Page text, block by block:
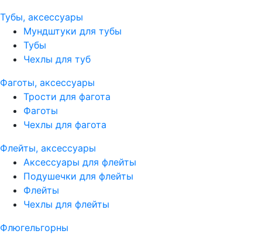
Тубы, аксессуары
Мундштуки для тубы
Тубы
Чехлы для туб
Фаготы, аксессуары
Трости для фагота
Фаготы
Чехлы для фагота
Флейты, аксессуары
Аксессуары для флейты
Подушечки для флейты
Флейты
Чехлы для флейты
Флюгельгорны